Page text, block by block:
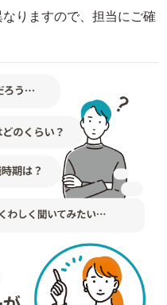
りますので、担当にご確